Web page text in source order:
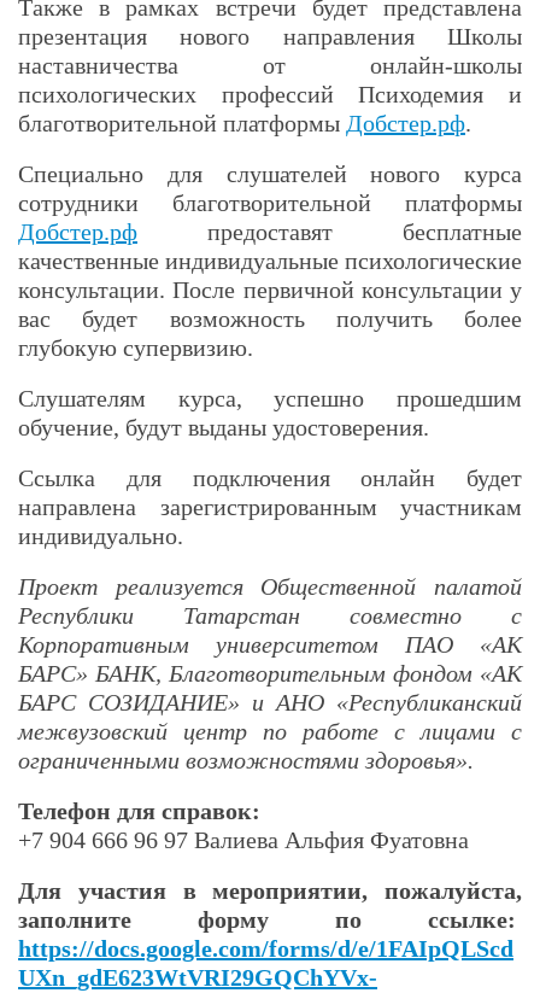
Также в рамках встречи будет представлена
презентация нового направления Школы
наставничества от онлайн-школы
психологических профессий Психодемия и
благотворительной платформы Добстер.рф.
Специально для слушателей нового курса
сотрудники благотворительной платформы
Добстер.рф предоставят бесплатные
качественные индивидуальные психологические
консультации. После первичной консультации у
вас будет возможность получить более
глубокую супервизию.
Слушателям курса, успешно прошедшим
обучение, будут выданы удостоверения.
Cсылка для подключения онлайн будет
направлена зарегистрированным участникам
индивидуально.
Проект реализуется Общественной палатой
Республики Татарстан совместно с
Корпоративным университетом ПAO «АК
БАРС» БАНК, Благотворительным фондом «АК
БАРС СОЗИДАНИЕ» и АНО «Республиканский
межвузовский центр по работе с лицами с
ограниченными возможностями здоровья».
Телефон для справок:
+7 904 666 96 97 Валиева Альфия Фуатовна
Для участия в мероприятии, пожалуйста,
заполните форму по ссылке:
https://docs.google.com/forms/d/e/1FAIpQLScd
UXn_gdE623WtVRI29GQChYVx-